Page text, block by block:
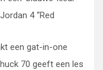
4 “Red
een gat-in-one
70 geeft een les